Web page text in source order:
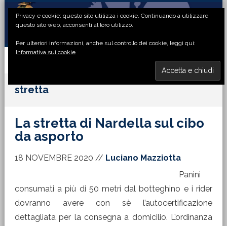
Passa
primaria
Passa
principale
Passa
laterale
Passa
di
stretta
La stretta di Nardella sul cibo
da asporto
18 NOVEMBRE 2020 // Luciano Mazziotta
Panini
consumati a più di 50 metri dal botteghino e i rider
dovranno avere con sè l’autocertificazione
dettagliata per la consegna a domicilio. L’ordinanza
Privacy e cookie: questo sito utilizza i cookie. Continuando a utilizzare
questo sito web, acconsenti al loro utilizzo.
Per ulteriori informazioni, anche sul controllo dei cookie, leggi qui:
Informativa sui cookie